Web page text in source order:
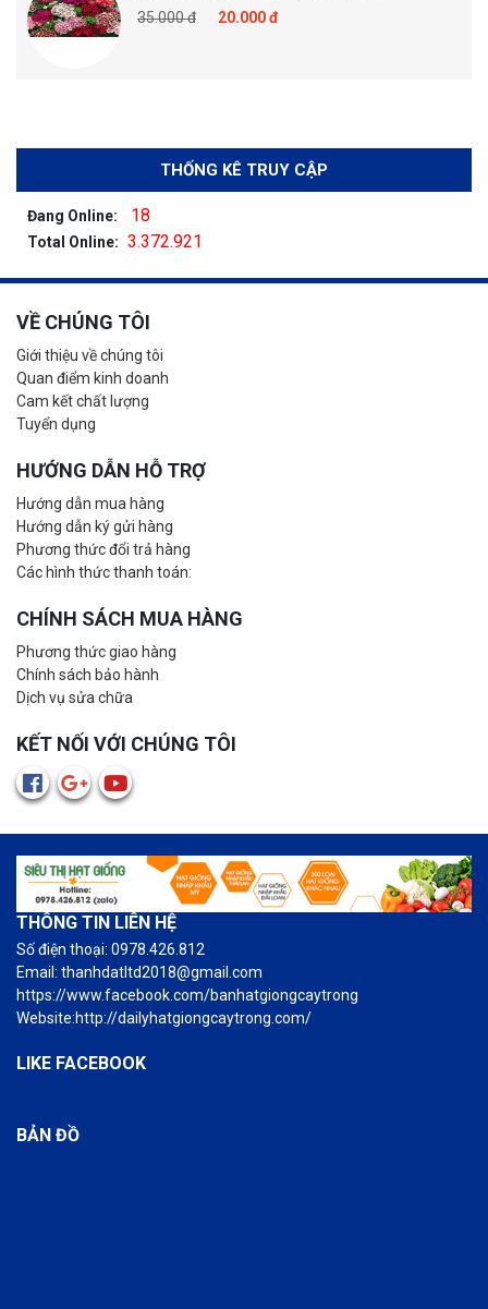
35.000 đ 20.000 đ
THỐNG KÊ TRUY CẬP
Đang Online: 18
Total Online: 3.372.921
VỀ CHÚNG TÔI
Giới thiệu về chúng tôi
Quan điểm kinh doanh
Cam kết chất lượng
Tuyển dụng
HƯỚNG DẪN HỖ TRỢ
Hướng dẫn mua hàng
Hướng dẫn ký gửi hàng
Phương thức đổi trả hàng
Các hình thức thanh toán:
CHÍNH SÁCH MUA HÀNG
Phương thức giao hàng
Chính sách bảo hành
Dịch vụ sửa chữa
KẾT NỐI VỚI CHÚNG TÔI
THÔNG TIN LIÊN HỆ
Số điện thoại: 0978.426.812
Email: thanhdatltd2018@gmail.com
https://www.facebook.com/banhatgiongcaytrong
Website:http://dailyhatgiongcaytrong.com/
LIKE FACEBOOK
BẢN ĐỒ